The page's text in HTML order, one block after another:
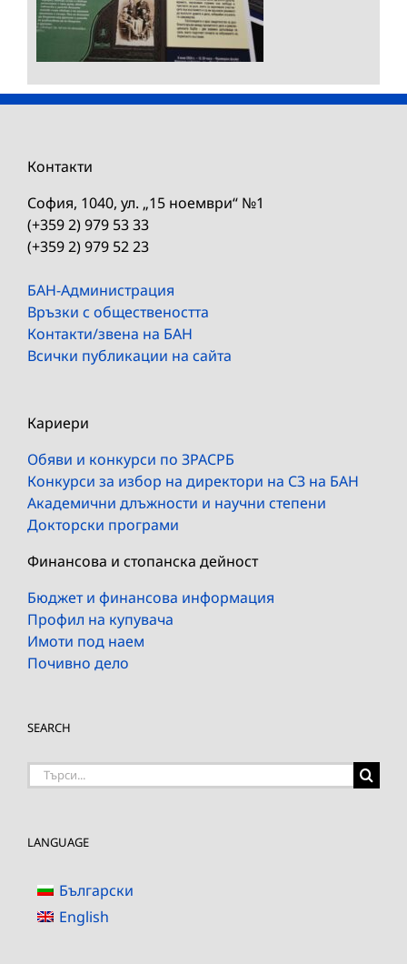
Контакти
София, 1040, ул. „15 ноември“ №1
(+359 2) 979 53 33
(+359 2) 979 52 23
БАН-Администрация
Връзки с обществеността
Контакти/звена на БАН
Всички публикации на сайта
Кариери
Обяви и конкурси по ЗРАСРБ
Конкурси за избор на директори на СЗ на БАН
Академични длъжности и научни степени
Докторски програми
Финансова и стопанска дейност
Бюджет и финансова информация
Профил на купувача
Имоти под наем
Почивно дело
SEARCH
Търсене
LANGUAGE
Български
English